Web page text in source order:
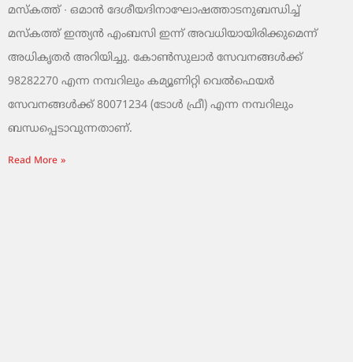
മസ്‌കത്ത് ∙ ഒമാൻ ദേശീയദിനാഘോഷത്താടനുബന്ധിച്ച്
മസ്‌കത്ത് ഇന്ത്യൻ എംബസി ഇന്ന് അവധിയായിരിക്കുമെന്ന്
അധികൃതർ അറിയിച്ചു. കോൺസുലാർ സേവനങ്ങൾക്ക്
98282270 എന്ന നമ്പറിലും കമ്യൂണിറ്റി വെൽഫെയർ
സേവനങ്ങൾക്ക് 80071234 (ടോൾ ഫ്രീ) എന്ന നമ്പറിലും
ബന്ധപ്പെടാവുന്നതാണ്.
Read More »